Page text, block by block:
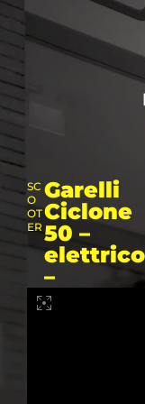
SC
O
OT
ER
Garelli
Ciclone
50 –
elettrico
–